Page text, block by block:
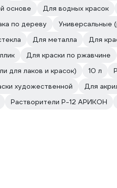
основе Для водных красок
по дереву
Универсальные
Для металла
Для
Для краски по ржавчине
для лаков и красок) 10 л
художественной
Для
Растворители Р-12 АРИКОН